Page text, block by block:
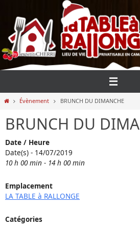
contenu
HomeÉvènement BRUNCH DU DIMANCHE
BRUNCH DU
Date / Heure
Date(s) - 14/07/2019
10 h 00 min - 14 h 00 min
Emplacement
LA TABLE à RALLONGE
Catégories